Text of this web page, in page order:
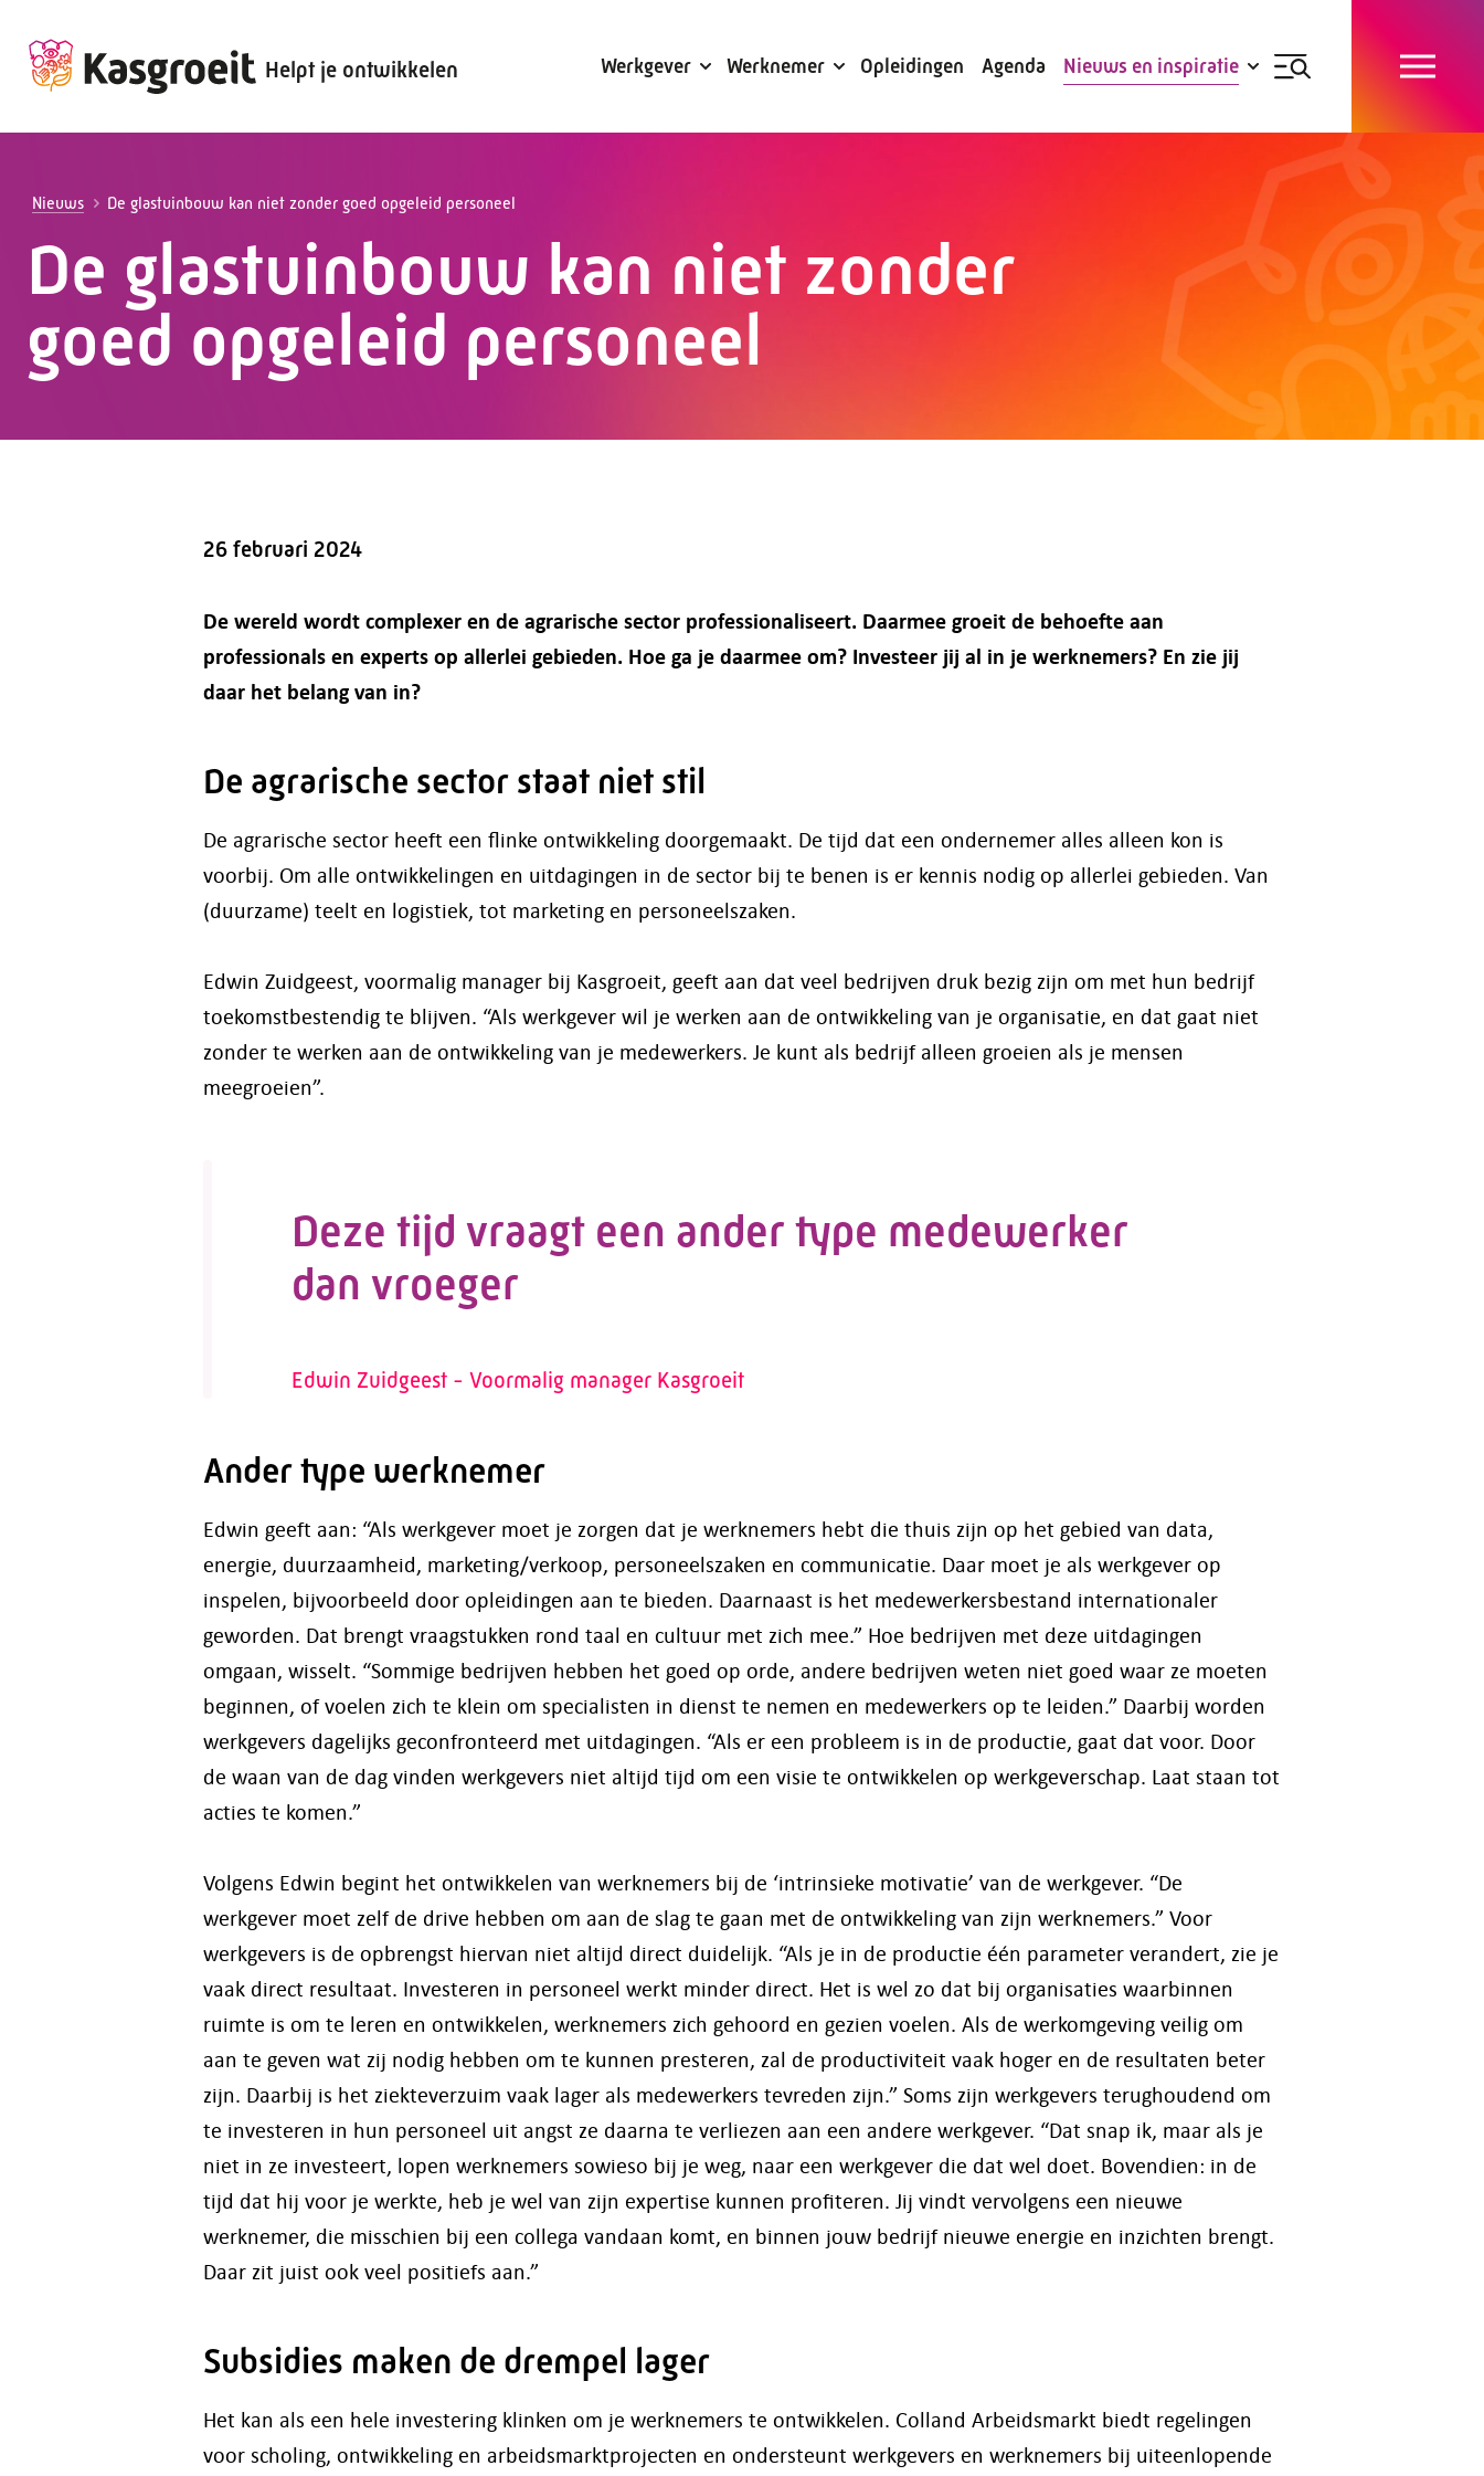
Helpt je ontwikkelen Werkgever
Alles voor de werkgever
Werknemer
Alles voor de werknemer
Opleidingen Agenda Nieuws en inspiratie
Nieuwsbrief
Nieuws De glastuinbouw kan niet zonder goed opgeleid personeel
De glastuinbouw kan niet zonder
goed opgeleid personeel
26 februari 2024
De wereld wordt complexer en de agrarische sector professionaliseert. Daarmee groeit de behoefte aan
professionals en experts op allerlei gebieden. Hoe ga je daarmee om? Investeer jij al in je werknemers? En zie jij
daar het belang van in?
De agrarische sector staat niet stil
De agrarische sector heeft een flinke ontwikkeling doorgemaakt. De tijd dat een ondernemer alles alleen kon is
voorbij. Om alle ontwikkelingen en uitdagingen in de sector bij te benen is er kennis nodig op allerlei gebieden. Van
(duurzame) teelt en logistiek, tot marketing en personeelszaken.
Edwin Zuidgeest, voormalig manager bij Kasgroeit, geeft aan dat veel bedrijven druk bezig zijn om met hun bedrijf
toekomstbestendig te blijven. “Als werkgever wil je werken aan de ontwikkeling van je organisatie, en dat gaat niet
zonder te werken aan de ontwikkeling van je medewerkers. Je kunt als bedrijf alleen groeien als je mensen
meegroeien”.
Deze tijd vraagt een ander type medewerker
dan vroeger
Edwin Zuidgeest - Voormalig manager Kasgroeit
Ander type werknemer
Edwin geeft aan: “Als werkgever moet je zorgen dat je werknemers hebt die thuis zijn op het gebied van data,
energie, duurzaamheid, marketing/verkoop, personeelszaken en communicatie. Daar moet je als werkgever op
inspelen, bijvoorbeeld door opleidingen aan te bieden. Daarnaast is het medewerkersbestand internationaler
geworden. Dat brengt vraagstukken rond taal en cultuur met zich mee.” Hoe bedrijven met deze uitdagingen
omgaan, wisselt. “Sommige bedrijven hebben het goed op orde, andere bedrijven weten niet goed waar ze moeten
beginnen, of voelen zich te klein om specialisten in dienst te nemen en medewerkers op te leiden.” Daarbij worden
werkgevers dagelijks geconfronteerd met uitdagingen. “Als er een probleem is in de productie, gaat dat voor. Door
de waan van de dag vinden werkgevers niet altijd tijd om een visie te ontwikkelen op werkgeverschap. Laat staan tot
acties te komen.”
Volgens Edwin begint het ontwikkelen van werknemers bij de ‘intrinsieke motivatie’ van de werkgever. “De
werkgever moet zelf de drive hebben om aan de slag te gaan met de ontwikkeling van zijn werknemers.” Voor
werkgevers is de opbrengst hiervan niet altijd direct duidelijk. “Als je in de productie één parameter verandert, zie je
vaak direct resultaat. Investeren in personeel werkt minder direct. Het is wel zo dat bij organisaties waarbinnen
ruimte is om te leren en ontwikkelen, werknemers zich gehoord en gezien voelen. Als de werkomgeving veilig om
aan te geven wat zij nodig hebben om te kunnen presteren, zal de productiviteit vaak hoger en de resultaten beter
zijn. Daarbij is het ziekteverzuim vaak lager als medewerkers tevreden zijn.” Soms zijn werkgevers terughoudend om
te investeren in hun personeel uit angst ze daarna te verliezen aan een andere werkgever. “Dat snap ik, maar als je
niet in ze investeert, lopen werknemers sowieso bij je weg, naar een werkgever die dat wel doet. Bovendien: in de
tijd dat hij voor je werkte, heb je wel van zijn expertise kunnen profiteren. Jij vindt vervolgens een nieuwe
werknemer, die misschien bij een collega vandaan komt, en binnen jouw bedrijf nieuwe energie en inzichten brengt.
Daar zit juist ook veel positiefs aan.”
Subsidies maken de drempel lager
Het kan als een hele investering klinken om je werknemers te ontwikkelen. Colland Arbeidsmarkt biedt regelingen
voor scholing, ontwikkeling en arbeidsmarktprojecten en ondersteunt werkgevers en werknemers bij uiteenlopende